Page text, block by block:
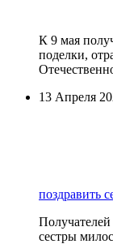
К 9 мая
поделки,
13 Апреля
поздравить
сестры